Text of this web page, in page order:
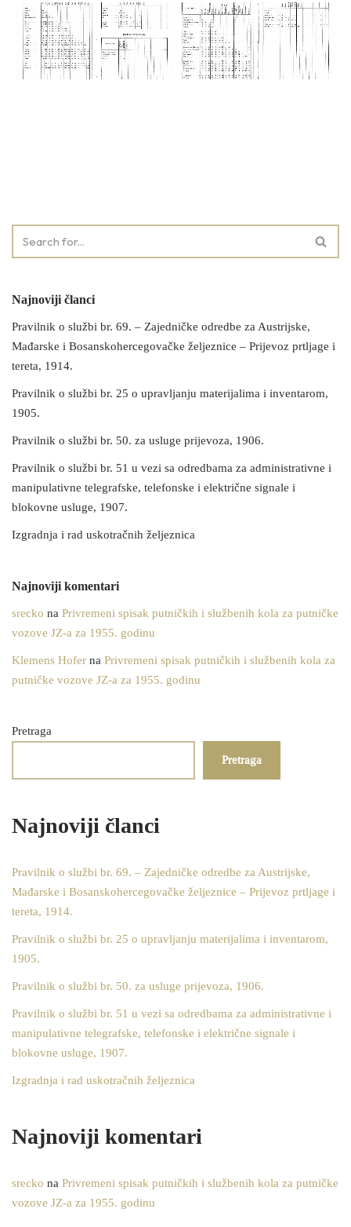
Najnoviji članci
Pravilnik o službi br. 69. – Zajedničke odredbe za Austrijske,
Mađarske i Bosanskohercegovačke željeznice – Prijevoz prtljage i
tereta, 1914.
Pravilnik o službi br. 25 o upravljanju materijalima i inventarom,
1905.
Pravilnik o službi br. 50. za usluge prijevoza, 1906.
Pravilnik o službi br. 51 u vezi sa odredbama za administrativne i
manipulativne telegrafske, telefonske i električne signale i
blokovne usluge, 1907.
Izgradnja i rad uskotračnih željeznica
Najnoviji komentari
srecko na Privremeni spisak putničkih i službenih kola za putničke
vozove JZ-a za 1955. godinu
Klemens Hofer na Privremeni spisak putničkih i službenih kola za
putničke vozove JZ-a za 1955. godinu
Pretraga
Pretraga
Najnoviji članci
Pravilnik o službi br. 69. – Zajedničke odredbe za Austrijske,
Mađarske i Bosanskohercegovačke željeznice – Prijevoz prtljage i
tereta, 1914.
Pravilnik o službi br. 25 o upravljanju materijalima i inventarom,
1905.
Pravilnik o službi br. 50. za usluge prijevoza, 1906.
Pravilnik o službi br. 51 u vezi sa odredbama za administrativne i
manipulativne telegrafske, telefonske i električne signale i
blokovne usluge, 1907.
Izgradnja i rad uskotračnih željeznica
Najnoviji komentari
srecko na Privremeni spisak putničkih i službenih kola za putničke
vozove JZ-a za 1955. godinu